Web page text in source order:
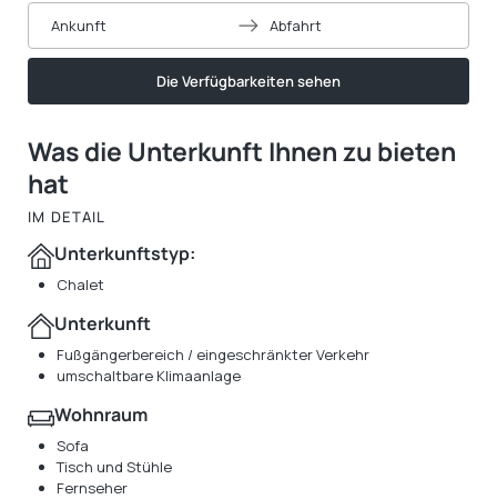
Was die Unterkunft Ihnen zu bieten
hat
IM DETAIL
Unterkunftstyp:
Chalet
Unterkunft
Fußgängerbereich / eingeschränkter Verkehr
umschaltbare Klimaanlage
Wohnraum
Sofa
Tisch und Stühle
Fernseher
Ankunft Abfahrt
Die Verfügbarkeiten sehen